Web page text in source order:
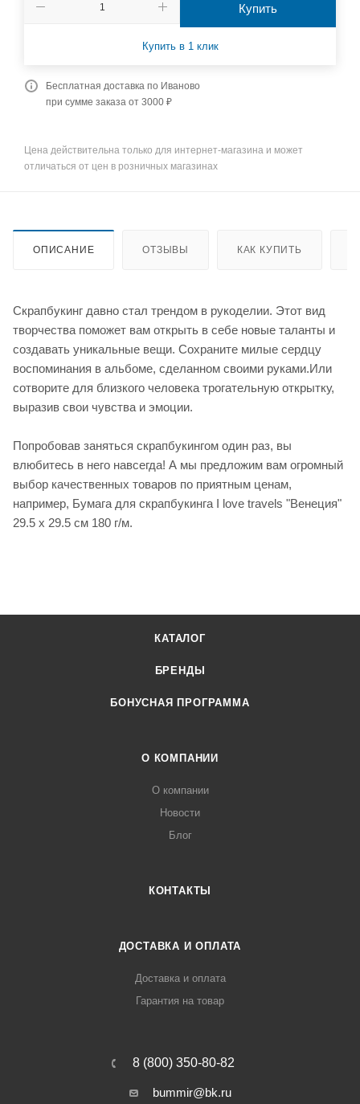
Купить
Купить в 1 клик
Бесплатная доставка по Иваново
при сумме заказа от 3000 ₽
Цена действительна только для интернет-магазина и может
отличаться от цен в розничных магазинах
ОПИСАНИЕ ОТЗЫВЫ КАК КУПИТЬ
Скрапбукинг давно стал трендом в рукоделии. Этот вид
творчества поможет вам открыть в себе новые таланты и
создавать уникальные вещи. Сохраните милые сердцу
воспоминания в альбоме, сделанном своими руками.Или
сотворите для близкого человека трогательную открытку,
выразив свои чувства и эмоции.
Попробовав заняться скрапбукингом один раз, вы
влюбитесь в него навсегда! А мы предложим вам огромный
выбор качественных товаров по приятным ценам,
например, Бумага для скрапбукинга I love travels "Венеция"
29.5 х 29.5 см 180 г/м.
КАТАЛОГ
БРЕНДЫ
БОНУСНАЯ ПРОГРАММА
О КОМПАНИИ
О компании
Новости
Блог
КОНТАКТЫ
ДОСТАВКА И ОПЛАТА
Доставка и оплата
Гарантия на товар
8 (800) 350-80-82
bummir@bk.ru